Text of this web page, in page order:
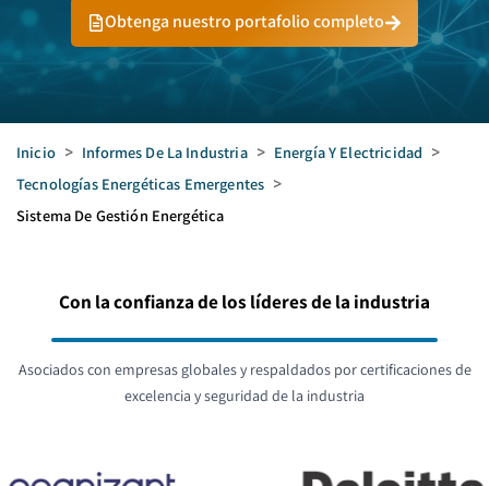
Obtenga nuestro portafolio completo
Inicio > Informes De La Industria > Energía Y Electricidad >
Tecnologías Energéticas Emergentes >
Sistema De Gestión Energética
Con la confianza de los líderes de la industria
Asociados con empresas globales y respaldados por certificaciones de
excelencia y seguridad de la industria